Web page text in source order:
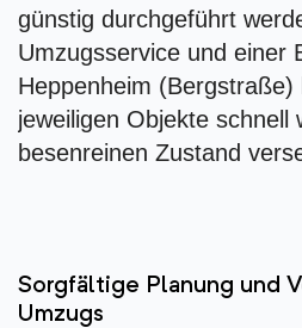
günstig durchgeführt
Umzugsservice und einer
Heppenheim (Bergstraße)
jeweiligen Objekte schnell
besenreinen Zustand
Sorgfältige Planung und
Umzugs